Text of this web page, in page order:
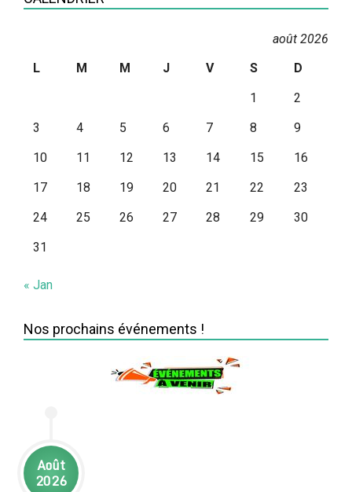
août 2026
L
M M J V S
D
1
2
3
4 5 6 7 8
9
10
11 12 13 14 15
16
17
18 19 20 21 22
23
24
25 26 27 28 29
30
31
« Jan
Nos prochains événements !
Août
2026